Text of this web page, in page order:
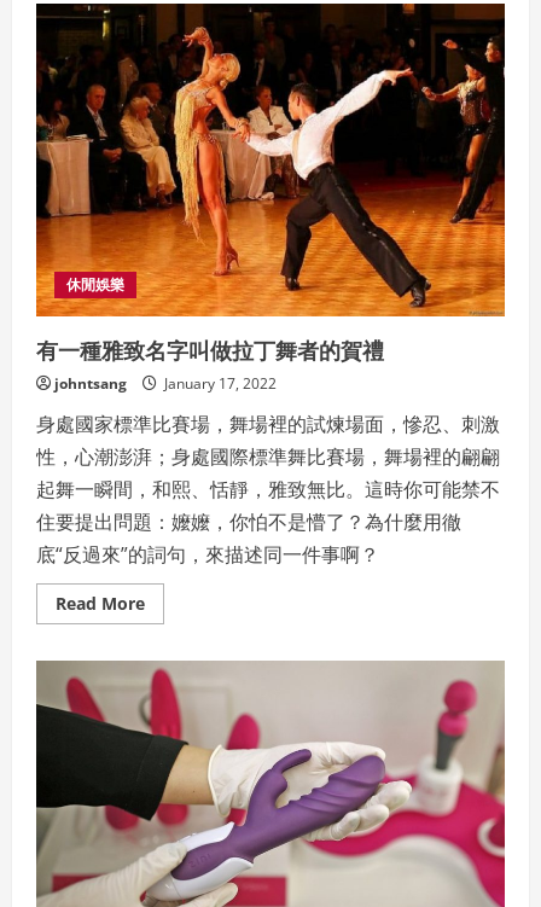
一
下
包
郵
區
的
香
港
人
都
是
在
淘
寶
網
買
了
些
啥
休閒娛樂
有一種雅致名字叫做拉丁舞者的賀禮
johntsang January 17, 2022
身處國家標準比賽場，舞場裡的試煉場面，慘忍、刺激
性，心潮澎湃；身處國際標準舞比賽場，舞場裡的翩翩
起舞一瞬間，和熙、恬靜，雅致無比。這時你可能禁不
住要提出問題：嬤嬤，你怕不是懵了？為什麼用徹
底“反過來”的詞句，來描述同一件事啊？
Read MoreRead
more
一
種
雅
致
名
拉
丁
舞
者
的
賀